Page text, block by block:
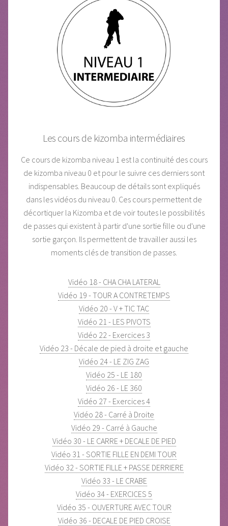
Les cours de kizomba intermédiaires
Ce cours de kizomba niveau 1 est la continuité des cours
de kizomba niveau 0 et pour le suivre ces derniers sont
indispensables. Beaucoup de détails sont expliqués
dans les vidéos du niveau 0. Ces cours permettent de
décortiquer la Kizomba et de voir toutes le possibilités
de passes qui existent à partir d'une sortie fille ou d'une
sortie garçon. Ils permettent de travailler aussi les
moments clés de transition de passes.
Vidéo 18 - CHA CHA LATERAL
Vidéo 19 - TOUR A CONTRETEMPS
Vidéo 20 - V + TIC TAC
Vidéo 21 - LES PIVOTS
Vidéo 22 - Exercices 3
Vidéo 23 - Décale de pied à droite et gauche
Vidéo 24 - LE ZIG ZAG
Vidéo 25 - LE 180
Vidéo 26 - LE 360
Vidéo 27 - Exercices 4
Vidéo 28 - Carré à Droite
Vidéo 29 - Carré à Gauche
Vidéo 30 - LE CARRE + DECALE DE PIED
Vidéo 31 - SORTIE FILLE EN DEMI TOUR
Vidéo 32 - SORTIE FILLE + PASSE DERRIERE
Vidéo 33 - LE CRABE
Vidéo 34 - EXERCICES 5
Vidéo 35 - OUVERTURE AVEC TOUR
Vidéo 36 - DECALE DE PIED CROISE